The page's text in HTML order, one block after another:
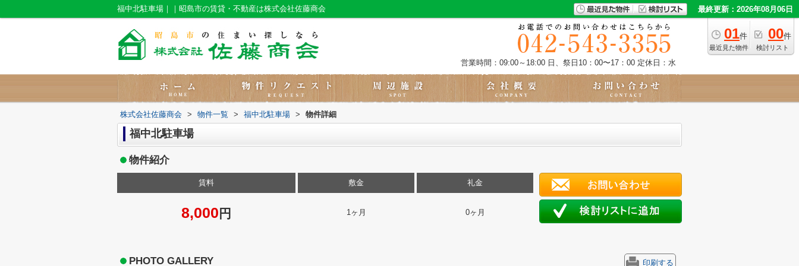
福中北駐車場｜｜昭島市の賃貸・不動産は株式会社佐藤商会 最終更新：2026年08月06日
01件
最近見た物件
00件
検討リスト
営業時間：09:00～18:00 日、祭日10：00〜17：00 定休日：水
株式会社佐藤商会 > 物件一覧 > 福中北駐車場 > 物件詳細
福中北駐車場
物件紹介
賃料
8,000 円
敷金
1ヶ月
礼金
0ヶ月
PHOTO GALLERY 印刷する